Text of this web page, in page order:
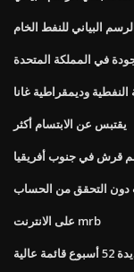
البياني للنفط الخام
في المملكة المتحدة
وديمقراطية غانا
يقتبس عن الابتسام أكثر
قرش في جنوب أفريقيا
دون التحقق من الحساب
على الانترنت mrb
عالية